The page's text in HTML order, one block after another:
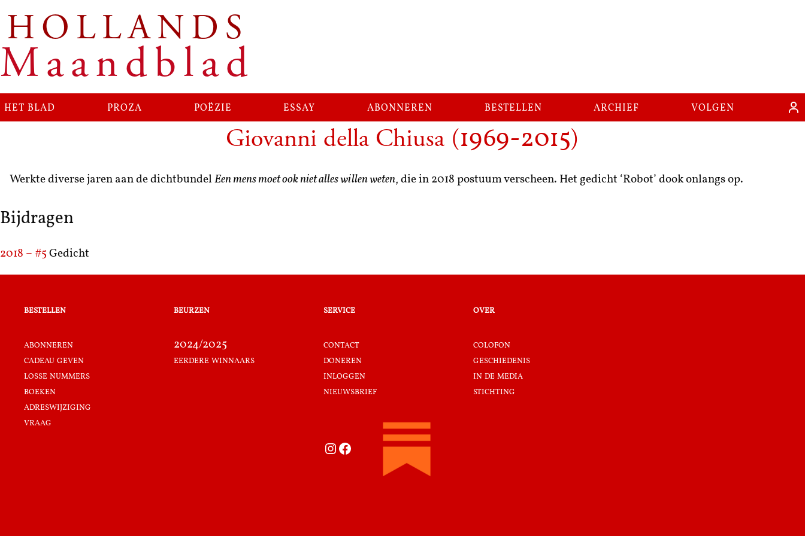
HOLLANDS
Maandblad
het blad proza poëzie essay abonneren bestellen archief volgen
Giovanni della Chiusa(1969-2015)
Werkte diverse jaren aan de dichtbundel Een mens moet ook niet alles willen weten, die in 2018 postuum verscheen. Het gedicht ‘Robot’ dook onlangs op.
Bijdragen
2018 – #5 Gedicht
bestellen
abonneren
cadeau geven
losse nummers
boeken
adreswijziging
vraag
beurzen
2024/2025
eerdere winnaars
service
contact
doneren
inloggen
nieuwsbrief
Instagram Facebook
over
colofon
geschiedenis
in de media
stichting